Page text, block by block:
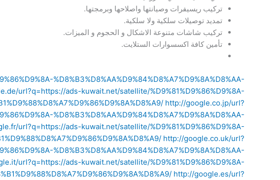
تركيب ريسيفرات وصيانتها واصلاحها وبرمجتها.
تمديد توصيلات سلكية ولا سلكية.
تركيب شاشات متنوعة الاشكال و الحجوم و الميزات.
تأمين كافة اكسسوارات الستلايت.
%D8%B3%D8%AA%D9%84%D8%A7%D9%8A%D8%AA-
url?q=https://ads-kuwait.net/satellite/%D9%81%D9%86%D9%8A-
http://google.co.jp/url?
%D8%B3%D8%AA%D9%84%D8%A7%D9%8A%D8%AA-
url?q=https://ads-kuwait.net/satellite/%D9%81%D9%86%D9%8A-
http://google.co.uk/url?
%D8%B3%D8%AA%D9%84%D8%A7%D9%8A%D8%AA-
url?q=https://ads-kuwait.net/satellite/%D9%81%D9%86%D9%8A-
http://google.es/url?